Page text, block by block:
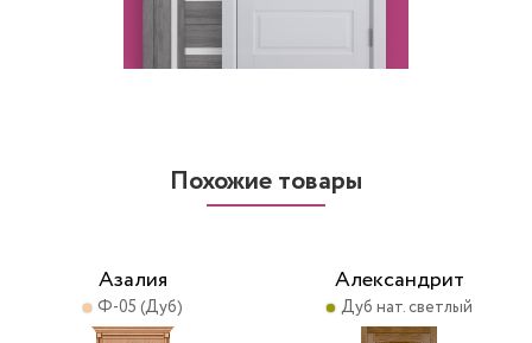
Похожие товары
Азалия
Ф-05 (Дуб)
Александрит
Дуб нат. светлый